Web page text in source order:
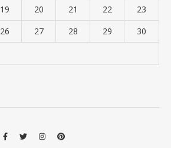
19 20 21 22
23
26 27 28 29
30